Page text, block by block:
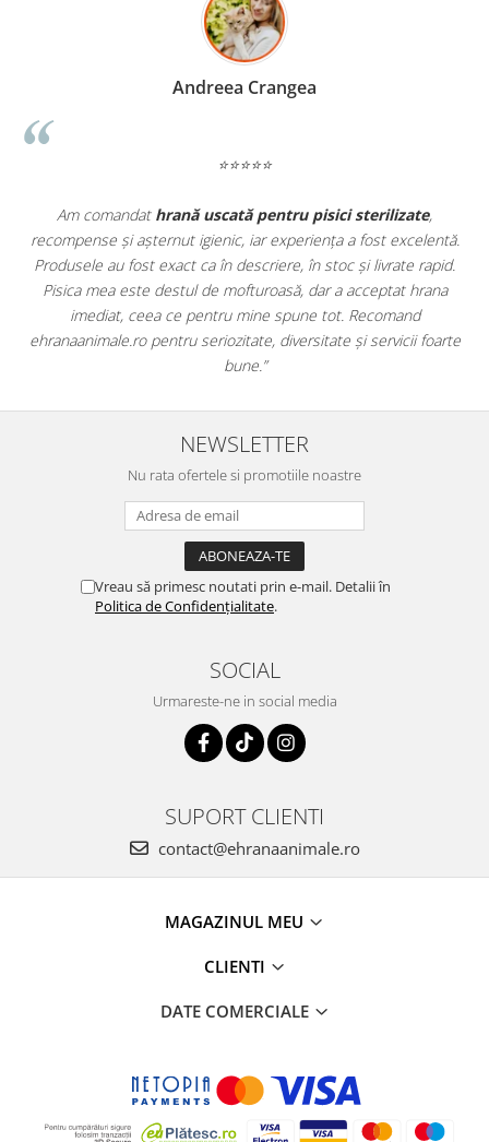
Madalina Stancea
⭐⭐⭐⭐⭐
Apreciez foarte mult faptul că peehranaanimale.rogăsesc nu
doar hrană, ci și produse dinfarmacia veterinară:
antiparazitare, suplimente și soluții de îngrijire. Este foarte
comod să pot comanda tot ce am nevoie pentru animalul meu
dintr-un singur loc. Livrarea a fost rapidă, iar produsele au fost
originale și în termen. Magazin serios, bine organizat și foarte util
pentru orice stăpân de animale.
NEWSLETTER
Nu rata ofertele si promotiile noastre
Vreau să primesc noutati prin e-mail. Detalii în
Politica de Confidențialitate.
SOCIAL
Urmareste-ne in social media
SUPORT CLIENTI
contact@ehranaanimale.ro
MAGAZINUL MEU
CLIENTI
DATE COMERCIALE